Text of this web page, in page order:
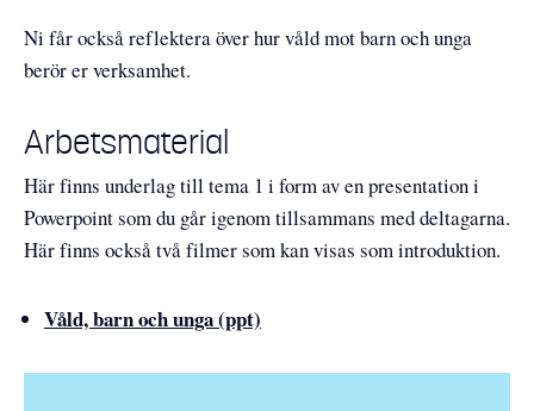
Ni får också reflektera över hur våld mot barn och unga
berör er verksamhet.
Arbetsmaterial
Här finns underlag till tema 1 i form av en presentation i
Powerpoint som du går igenom tillsammans med deltagarna.
Här finns också två filmer som kan visas som introduktion.
Våld, barn och unga (ppt)